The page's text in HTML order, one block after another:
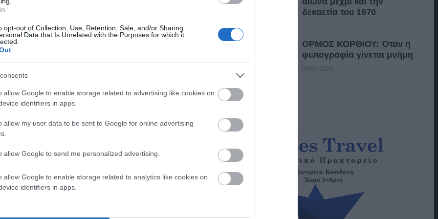
opt-out of Collection, Use, Retention, Sale, and/or Sharing
Data that Is Unrelated with the Purposes for which it
allow Google to enable storage related to advertising like cookies on
identifiers in apps.
allow my user data to be sent to Google for online advertising
allow Google to send me personalized advertising.
allow Google to enable storage related to analytics like cookies on
identifiers in apps.
ξανά το πρωί της Τετάρτης για να επανεκτιμήσουν
αλλά και καθησυχαστικοί. Θεωρούν ότι η
και μεγαλύτερου μεγέθους δόνηση, όχι όμως σαν
στηνΑμοργόθα διαρκέσει από μερικές ημέρες
χρόνια για να γεμίσει το ρήγμα. Δεν θα δώσει
από 5 Ρίχτερ. Να μην πανικοβληθεί ο κόσμος,
καθηγητής Γεωλογίας του Πανεπιστημίου
Φυσικών Καταστροφών στο Πολυτεχνείο Κρήτης,
.
κάνει μεγάλες εκρήξεις κάθε περίπου 17.000
που ήταν πριν από 3.500 χρόνια. Τηρουμένων των
δεκαετία του 1970
08/08/2026
ΟΡΜΟΣ ΚΟΡΘΙΟΥ: Όταν η
φωτογραφία γίνεται μνήμη
08/08/2026